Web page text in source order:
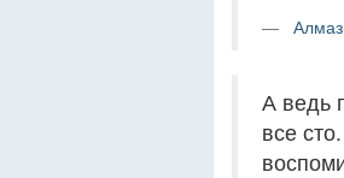
А ведь
все